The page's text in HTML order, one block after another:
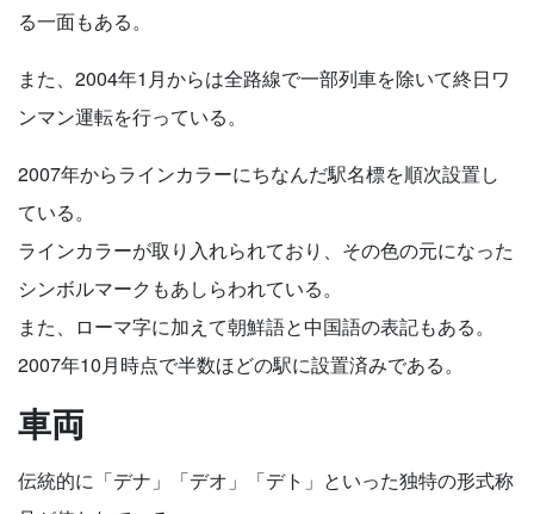
る一面もある。
また、2004年1月からは全路線で一部列車を除いて終日ワ
ンマン運転を行っている。
2007年からラインカラーにちなんだ駅名標を順次設置し
ている。
ラインカラーが取り入れられており、その色の元になった
シンボルマークもあしらわれている。
また、ローマ字に加えて朝鮮語と中国語の表記もある。
2007年10月時点で半数ほどの駅に設置済みである。
車両
伝統的に「デナ」「デオ」「デト」といった独特の形式称